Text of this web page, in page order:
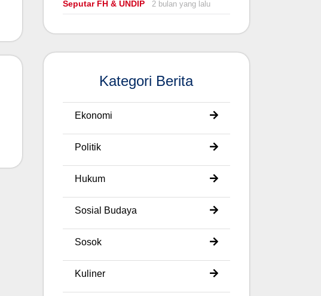
Seputar FH & UNDIP 2 bulan yang lalu
Kategori Berita
Ekonomi
Politik
Hukum
Sosial Budaya
Sosok
Kuliner